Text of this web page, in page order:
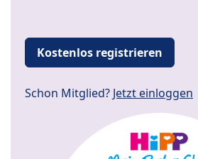
Kostenlos registrieren
Schon Mitglied? Jetzt einloggen